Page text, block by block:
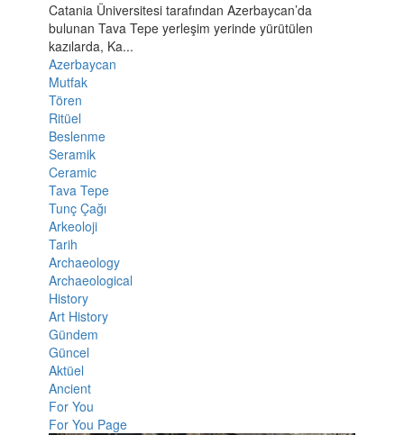
Catania Üniversitesi tarafından Azerbaycan’da
bulunan Tava Tepe yerleşim yerinde yürütülen
kazılarda, Ka...
Azerbaycan
Mutfak
Tören
Ritüel
Beslenme
Seramik
Ceramic
Tava Tepe
Tunç Çağı
Arkeoloji
Tarih
Archaeology
Archaeological
History
Art History
Gündem
Güncel
Aktüel
Ancient
For You
For You Page